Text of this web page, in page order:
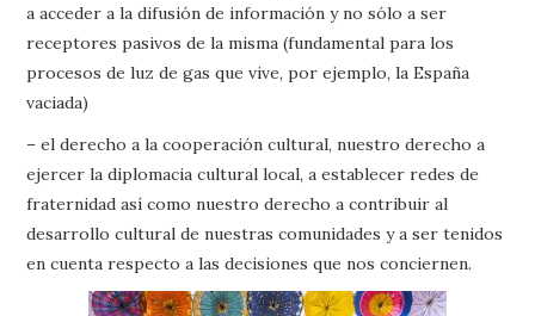
a acceder a la difusión de información y no sólo a ser
receptores pasivos de la misma (fundamental para los
procesos de luz de gas que vive, por ejemplo, la España
vaciada)
– el derecho a la cooperación cultural, nuestro derecho a
ejercer la diplomacia cultural local, a establecer redes de
fraternidad así como nuestro derecho a contribuir al
desarrollo cultural de nuestras comunidades y a ser tenidos
en cuenta respecto a las decisiones que nos conciernen.